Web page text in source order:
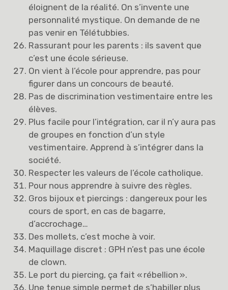
éloignent de la réalité. On s’invente une
personnalité mystique. On demande de ne
pas venir en Télétubbies.
Rassurant pour les parents : ils savent que
c’est une école sérieuse.
On vient à l’école pour apprendre, pas pour
figurer dans un concours de beauté.
Pas de discrimination vestimentaire entre les
élèves.
Plus facile pour l’intégration, car il n’y aura pas
de groupes en fonction d’un style
vestimentaire. Apprend à s’intégrer dans la
société.
Respecter les valeurs de l’école catholique.
Pour nous apprendre à suivre des règles.
Gros bijoux et piercings : dangereux pour les
cours de sport, en cas de bagarre,
d’accrochage…
Des mollets, c’est moche à voir.
Maquillage discret : GPH n’est pas une école
de clown.
Le port du piercing, ça fait « rébellion ».
Une tenue simple permet de s’habiller plus